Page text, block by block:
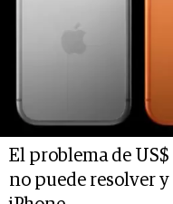
El problema de
no puede resolver